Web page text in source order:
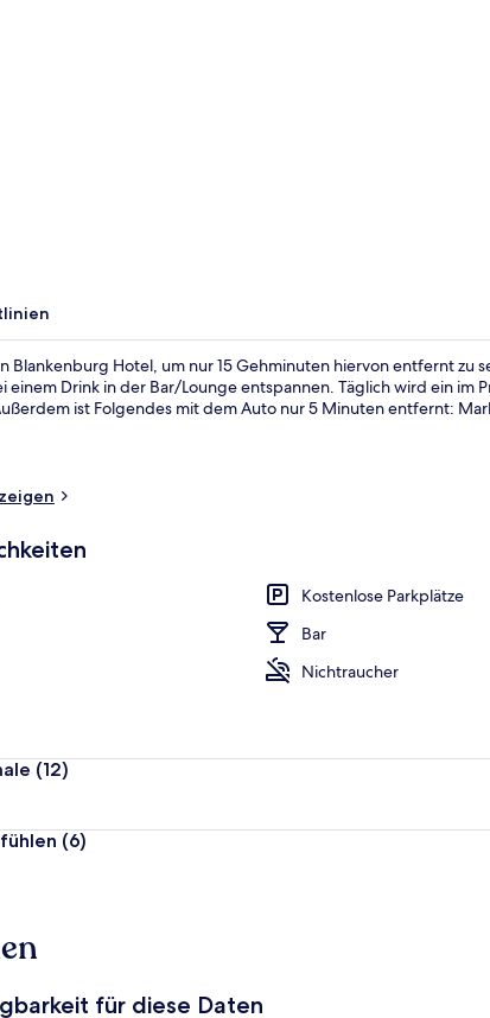
Blankenburg Hotel, um nur 15 Gehminuten hiervon entfernt zu
einem Drink in der Bar/Lounge entspannen. Täglich wird ein im
ist Folgendes mit dem Auto nur 5 Minuten entfernt:
Kostenlose Parkplätze
Bar
Nichtraucher
(12)
(6)
für diese Daten